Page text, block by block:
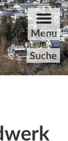
Menu
Suche